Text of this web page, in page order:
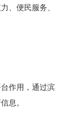
、便民服务、
作用，通过滨
息。